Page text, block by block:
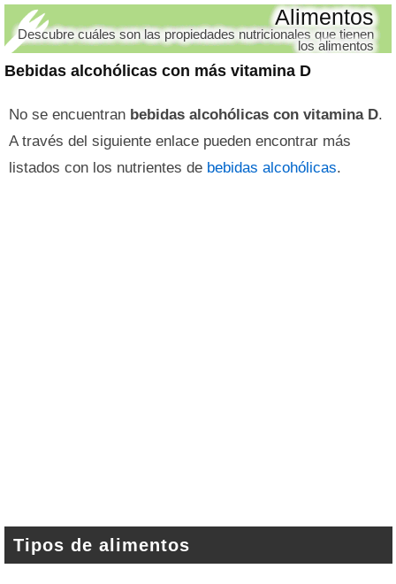
Bebidas alcohólicas con más vitamina D
Alimentos
Descubre cuáles son las propiedades nutricionales que tienen
los alimentos
No se encuentran bebidas alcohólicas con vitamina D.
A través del siguiente enlace pueden encontrar más
listados con los nutrientes de bebidas alcohólicas.
Tipos de alimentos